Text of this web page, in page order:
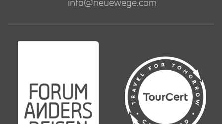
info@neuewege.com